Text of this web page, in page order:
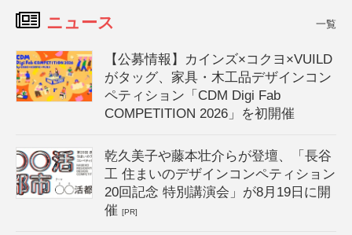
ニュース 一覧
【公募情報】カインズ×コクヨ×VUILD
がタッグ、家具・木工品デザインコン
ペティション「CDM Digi Fab
COMPETITION 2026」を初開催
乾久美子や藤本壮介らが登壇、「長谷
工 住まいのデザインコンペティション
20回記念 特別講演会」が8月19日に開
催[PR]